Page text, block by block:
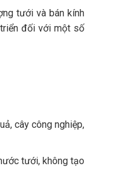
tưới và bán kính
đối với một số
cây công nghiệp,
tưới, không tạo